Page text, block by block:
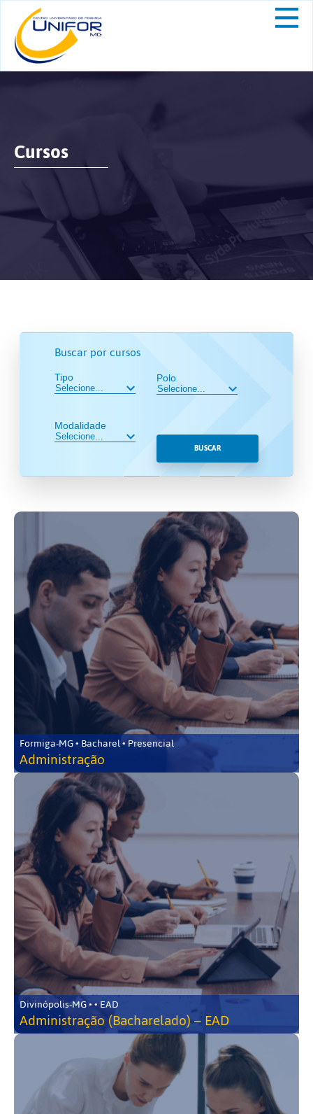
Cursos
Buscar por cursos
Tipo
Modalidade
Polo
BUSCAR
Formiga-MG • Bacharel • Presencial
Administração
Divinópolis-MG • • EAD
Administração (Bacharelado) – EAD